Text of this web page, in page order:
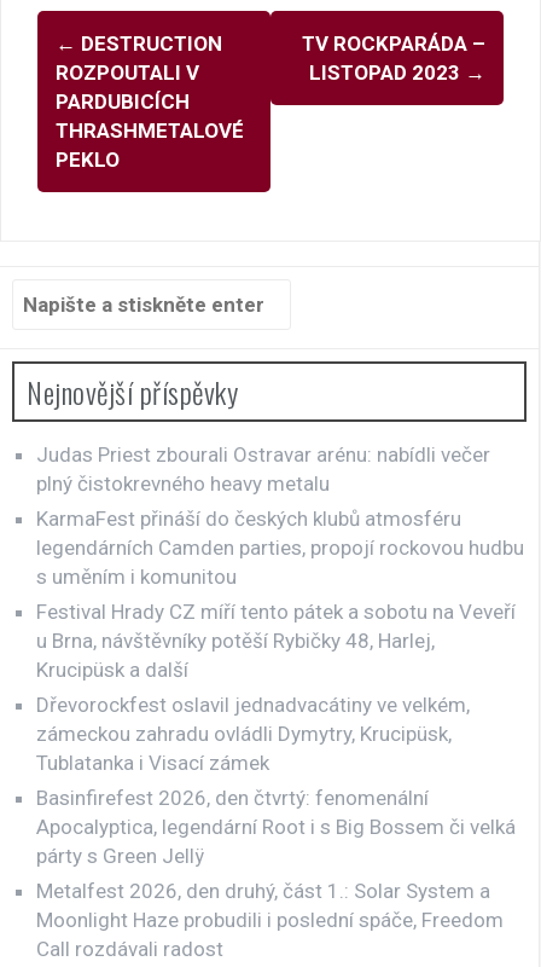
Navigace
pro
příspěvky
← DESTRUCTION
ROZPOUTALI V
PARDUBICÍCH
THRASHMETALOVÉ
PEKLO
TV ROCKPARÁDA –
LISTOPAD 2023 →
Hledat:
Nejnovější příspěvky
Judas Priest zbourali Ostravar arénu: nabídli večer
plný čistokrevného heavy metalu
KarmaFest přináší do českých klubů atmosféru
legendárních Camden parties, propojí rockovou hudbu
s uměním i komunitou
Festival Hrady CZ míří tento pátek a sobotu na Veveří
u Brna, návštěvníky potěší Rybičky 48, Harlej,
Krucipüsk a další
Dřevorockfest oslavil jednadvacátiny ve velkém,
zámeckou zahradu ovládli Dymytry, Krucipüsk,
Tublatanka i Visací zámek
Basinfirefest 2026, den čtvrtý: fenomenální
Apocalyptica, legendární Root i s Big Bossem či velká
párty s Green Jellÿ
Metalfest 2026, den druhý, část 1.: Solar System a
Moonlight Haze probudili i poslední spáče, Freedom
Call rozdávali radost